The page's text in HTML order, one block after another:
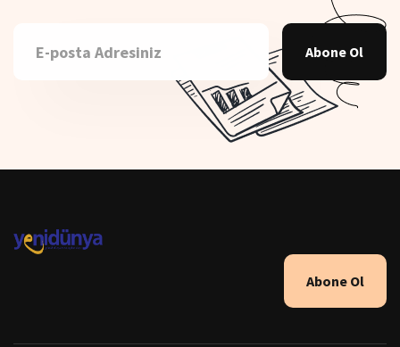
Abone Ol
Abone Ol